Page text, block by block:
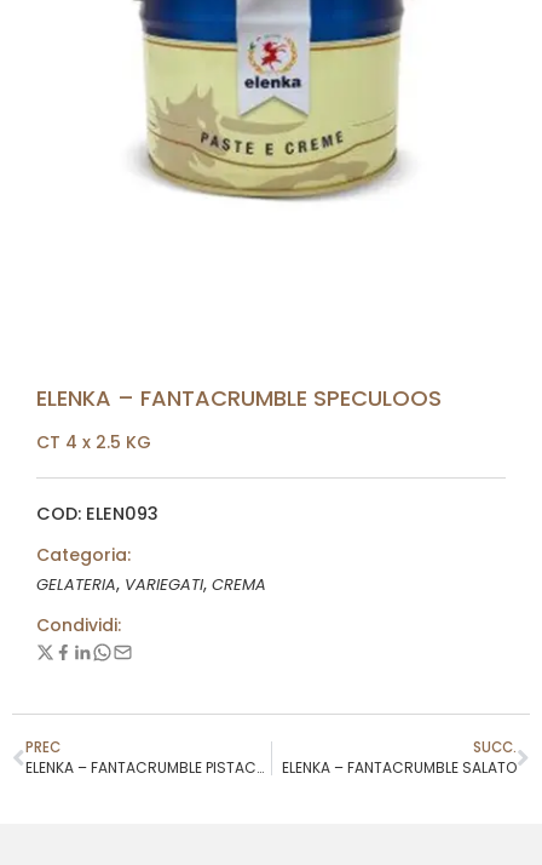
ELENKA – FANTACRUMBLE SPECULOOS
CT 4 x 2.5 KG
COD: ELEN093
Categoria:
GELATERIA, VARIEGATI, CREMA
Condividi:
PREC
ELENKA – FANTACRUMBLE PISTACCHIO
SUCC.
ELENKA – FANTACRUMBLE SALATO